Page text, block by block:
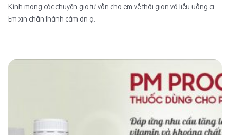
Kính mong các chuyên gia tư vấn cho em về thời gian và liều uống ạ.
Em xin chân thành cảm ơn ạ.